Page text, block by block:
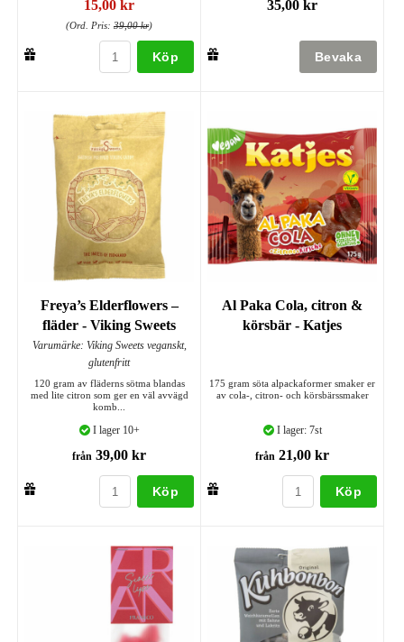
15,00 kr
(Ord. Pris: 39,00 kr)
Köp
35,00 kr
Freya’s Elderflowers –
fläder - Viking Sweets
Varumärke: Viking Sweets veganskt,
glutenfritt
120 gram av fläderns sötma blandas
med lite citron som ger en väl avvägd
komb...
I lager 10+
från 39,00 kr
Köp
Al Paka Cola, citron &
körsbär - Katjes
175 gram söta alpackaformer smaker er
av cola-, citron- och körsbärssmaker
I lager: 7st
från 21,00 kr
Köp